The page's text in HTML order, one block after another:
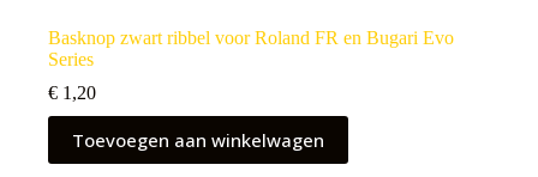
Basknop zwart ribbel voor Roland FR en Bugari Evo
Series
€ 1,20
Toevoegen aan winkelwagen